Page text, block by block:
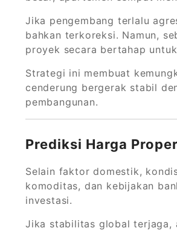
Jika pengembang terlalu
bahkan terkoreksi. Namun,
proyek secara bertahap
Strategi ini membuat
cenderung bergerak stabil
pembangunan.
Prediksi Harga
Selain faktor domestik,
komoditas, dan kebijakan
investasi.
Jika stabilitas global terjaga,